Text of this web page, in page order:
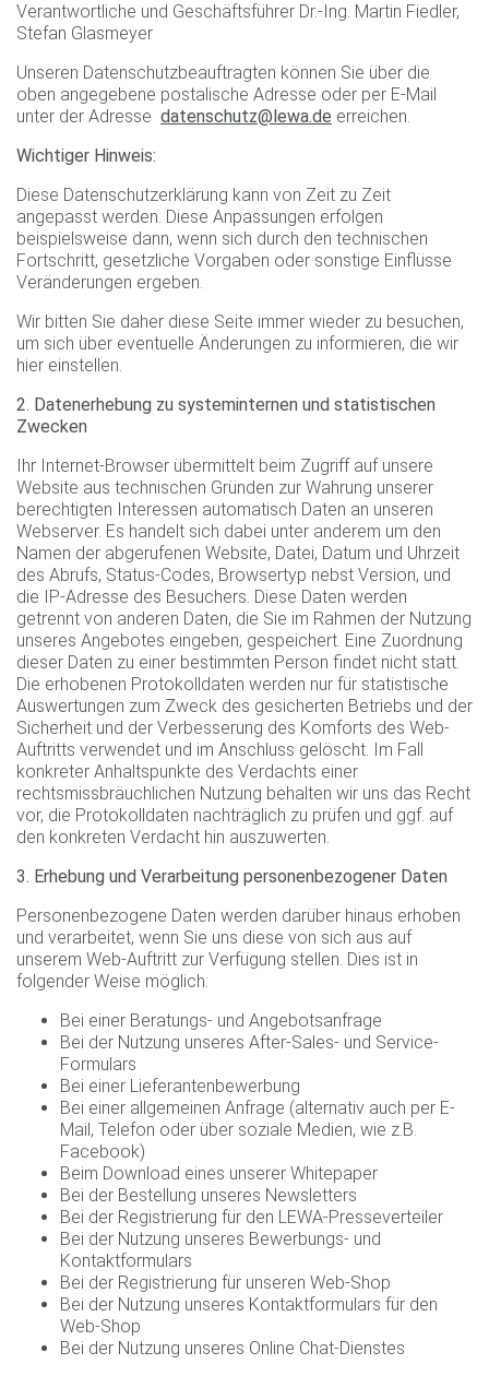
Verantwortliche und Geschäftsführer Dr.-Ing. Martin Fiedler,
Stefan Glasmeyer
Unseren Datenschutzbeauftragten können Sie über die
oben angegebene postalische Adresse oder per E-Mail
unter der Adresse datenschutz@lewa.de erreichen.
Wichtiger Hinweis:
Diese Datenschutzerklärung kann von Zeit zu Zeit
angepasst werden. Diese Anpassungen erfolgen
beispielsweise dann, wenn sich durch den technischen
Fortschritt, gesetzliche Vorgaben oder sonstige Einflüsse
Veränderungen ergeben.
Wir bitten Sie daher diese Seite immer wieder zu besuchen,
um sich über eventuelle Änderungen zu informieren, die wir
hier einstellen.
2. Datenerhebung zu systeminternen und statistischen
Zwecken
Ihr Internet-Browser übermittelt beim Zugriff auf unsere
Website aus technischen Gründen zur Wahrung unserer
berechtigten Interessen automatisch Daten an unseren
Webserver. Es handelt sich dabei unter anderem um den
Namen der abgerufenen Website, Datei, Datum und Uhrzeit
des Abrufs, Status-Codes, Browsertyp nebst Version, und
die IP-Adresse des Besuchers. Diese Daten werden
getrennt von anderen Daten, die Sie im Rahmen der Nutzung
unseres Angebotes eingeben, gespeichert. Eine Zuordnung
dieser Daten zu einer bestimmten Person findet nicht statt.
Die erhobenen Protokolldaten werden nur für statistische
Auswertungen zum Zweck des gesicherten Betriebs und der
Sicherheit und der Verbesserung des Komforts des Web-
Auftritts verwendet und im Anschluss gelöscht. Im Fall
konkreter Anhaltspunkte des Verdachts einer
rechtsmissbräuchlichen Nutzung behalten wir uns das Recht
vor, die Protokolldaten nachträglich zu prüfen und ggf. auf
den konkreten Verdacht hin auszuwerten.
3. Erhebung und Verarbeitung personenbezogener Daten
Personenbezogene Daten werden darüber hinaus erhoben
und verarbeitet, wenn Sie uns diese von sich aus auf
unserem Web-Auftritt zur Verfügung stellen. Dies ist in
folgender Weise möglich:
Bei einer Beratungs- und Angebotsanfrage
Bei der Nutzung unseres After-Sales- und Service-
Formulars
Bei einer Lieferantenbewerbung
Bei einer allgemeinen Anfrage (alternativ auch per E-
Mail, Telefon oder über soziale Medien, wie z.B.
Facebook)
Beim Download eines unserer Whitepaper
Bei der Bestellung unseres Newsletters
Bei der Registrierung für den LEWA-Presseverteiler
Bei der Nutzung unseres Bewerbungs- und
Kontaktformulars
Bei der Registrierung für unseren Web-Shop
Bei der Nutzung unseres Kontaktformulars für den
Web-Shop
Bei der Nutzung unseres Online Chat-Dienstes